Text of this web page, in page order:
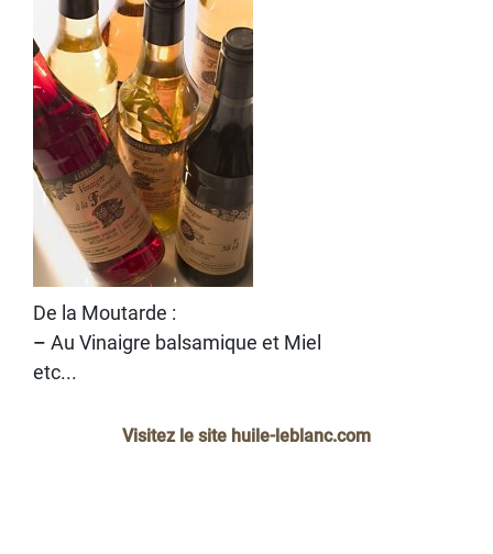
De la Moutarde :
– Au Vinaigre balsamique et Miel
etc...
Visitez le site huile-leblanc.com